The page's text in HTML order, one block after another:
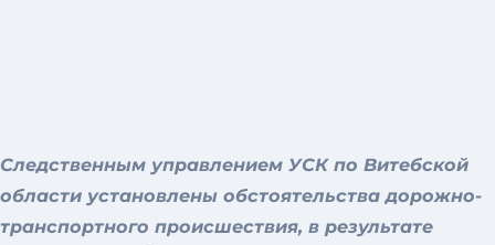
Следственным управлением УСК по Витебской
области установлены обстоятельства дорожно-
транспортного происшествия, в результате